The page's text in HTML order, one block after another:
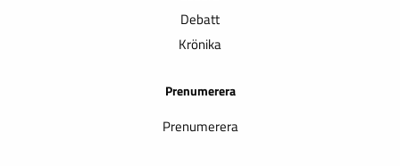
Debatt
Krönika
Prenumerera
Prenumerera